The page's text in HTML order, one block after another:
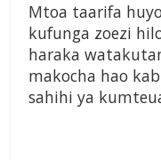
Mtoa taarifa
kufunga zoezi
haraka
makocha hao
sahihi ya